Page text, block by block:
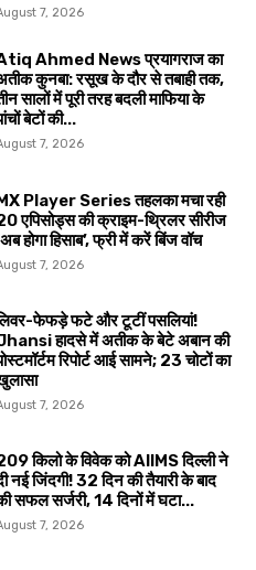
7, 2026
Ahmed News प्रयागराज का
कुनबा: रसूख के दौर से तबाही तक,
सालों में पूरी तरह बदली माफिया के
बेटों की...
7, 2026
Player Series तहलका मचा रही
एपिसोड्स की क्राइम-थ्रिलर सीरीज
होगा हिसाब’, फ्री में करें बिंज वॉच
7, 2026
फेफड़े फटे और टूटीं पसलियां!
हादसे में अतीक के बेटे अबान की
रिपोर्ट आई सामने; 23 चोटों का
7, 2026
किलो के विवेक को AIIMS दिल्ली ने
नई जिंदगी! 32 दिन की तैयारी के बाद
सफल सर्जरी, 14 दिनों में घटा...
7, 2026